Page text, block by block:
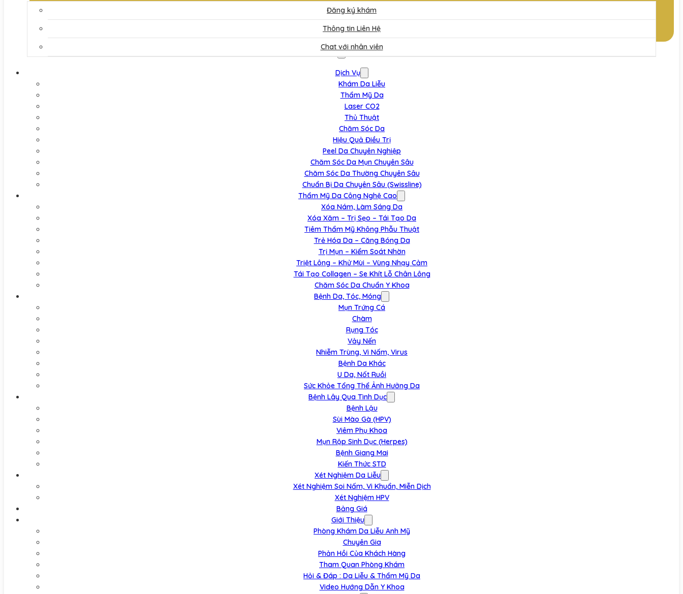
Đăng ký khám
Thông tin Liên Hệ
Chat với nhân viên
Dịch Vụ
Khám Da Liễu
Thẩm Mỹ Da
Laser CO2
Thủ Thuật
Chăm Sóc Da
Hiệu Quả Điều Trị
Peel Da Chuyên Nghiệp
Chăm Sóc Da Mụn Chuyên Sâu
Chăm Sóc Da Thường Chuyên Sâu
Chuẩn Bị Da Chuyên Sâu (Swissline)
Thẩm Mỹ Da Công Nghệ Cao
Xóa Nám, Làm Sáng Da
Xóa Xăm – Trị Sẹo – Tái Tạo Da
Tiêm Thẩm Mỹ Không Phẫu Thuật
Trẻ Hóa Da – Căng Bóng Da
Trị Mụn – Kiểm Soát Nhờn
Triệt Lông – Khử Mùi – Vùng Nhạy Cảm
Tái Tạo Collagen – Se Khít Lỗ Chân Lông
Chăm Sóc Da Chuẩn Y Khoa
Bệnh Da, Tóc, Móng
Mụn Trứng Cá
Chàm
Rụng Tóc
Vảy Nến
Nhiễm Trùng, Vi Nấm, Virus
Bệnh Da Khác
U Da, Nốt Ruồi
Sức Khỏe Tổng Thể Ảnh Hưởng Da
Bệnh Lây Qua Tình Dục
Bệnh Lậu
Sùi Mào Gà (HPV)
Viêm Phụ Khoa
Mụn Rộp Sinh Dục (Herpes)
Bệnh Giang Mai
Kiến Thức STD
Xét Nghiệm Da Liễu
Xét Nghiệm Soi Nấm, Vi Khuẩn, Miễn Dịch
Xét Nghiệm HPV
Bảng Giá
Giới Thiệu
Phòng Khám Da Liễu Anh Mỹ
Chuyên Gia
Phản Hồi Của Khách Hàng
Tham Quan Phòng Khám
Hỏi & Đáp : Da Liễu & Thẩm Mỹ Da
Video Hướng Dẫn Y Khoa